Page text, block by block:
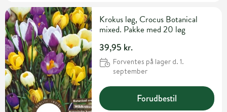
Krokus løg, Crocus Botanical
mixed. Pakke med 20 løg
39,95 kr.
Forventes på lager d. 1.
september
Forudbestil